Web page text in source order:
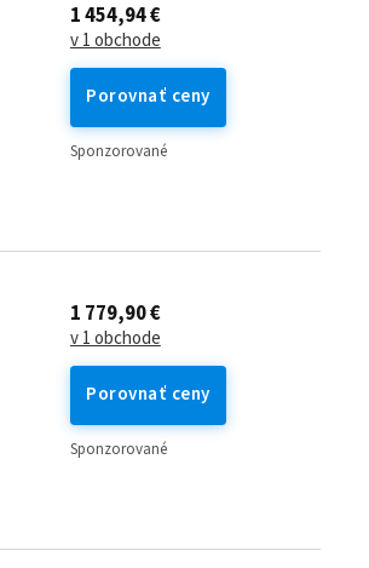
1 454,94 €
v 1 obchode
Porovnať ceny
Sponzorované
1 779,90 €
v 1 obchode
Porovnať ceny
Sponzorované